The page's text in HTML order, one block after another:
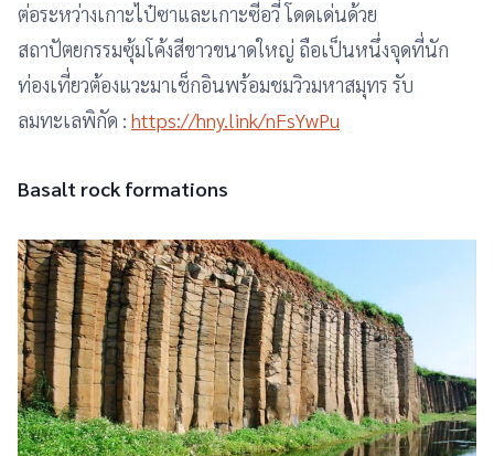
ต่อระหว่างเกาะไป๋ซาและเกาะซีอวี่ โดดเด่นด้วย
สถาปัตยกรรมซุ้มโค้งสีขาวขนาดใหญ่ ถือเป็นหนึ่งจุดที่นัก
ท่องเที่ยวต้องแวะมาเช็กอินพร้อมชมวิวมหาสมุทร รับ
ลมทะเลพิกัด : https://hny.link/nFsYwPu
Basalt rock formations